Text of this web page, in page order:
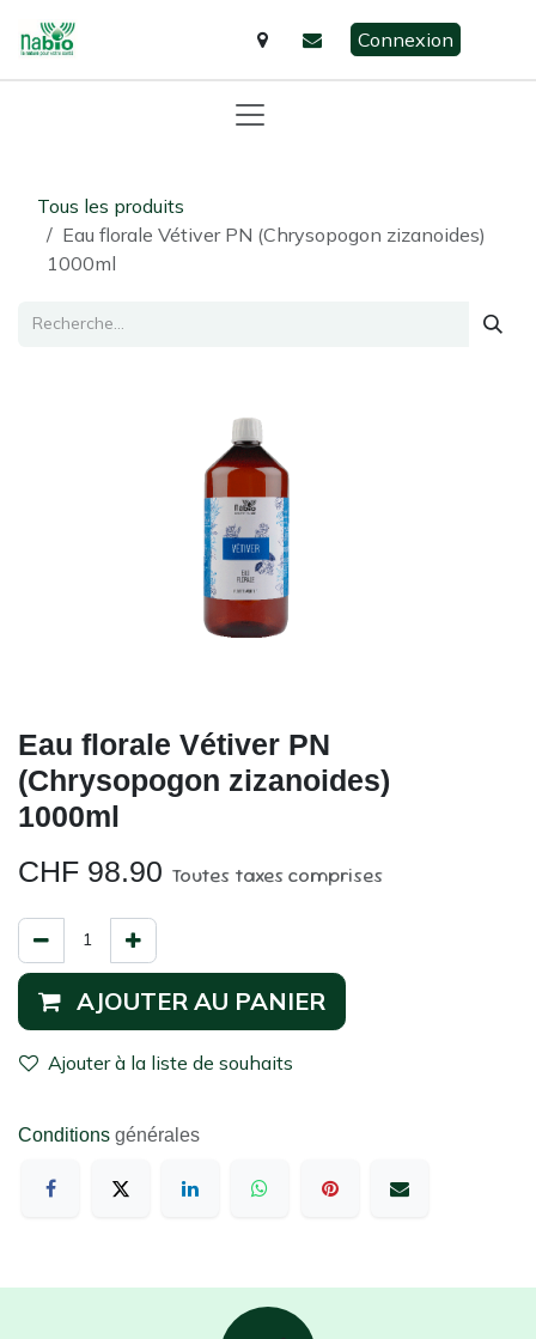
Connexion
Tous les produits
Eau florale Vétiver PN (Chrysopogon zizanoides)
1000ml
Eau florale Vétiver PN
(Chrysopogon zizanoides)
1000ml
CHF 98.90 Toutes taxes comprises
AJOUTER AU PANIER
Ajouter à la liste de souhaits
Conditions générales